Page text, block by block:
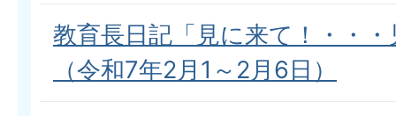
教育長日記「見に来て！・・
（令和7年2月1～2月6日）